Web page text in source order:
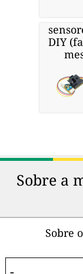
DIY
Sobre a
Sobre